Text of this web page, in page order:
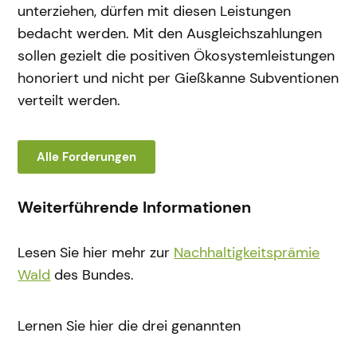
unterziehen, dürfen mit diesen Leistungen
bedacht werden. Mit den Ausgleichszahlungen
sollen gezielt die positiven Ökosystemleistungen
honoriert und nicht per Gießkanne Subventionen
verteilt werden.
Alle Forderungen
Weiterführende Informationen
Lesen Sie hier mehr zur Nachhaltigkeitsprämie
Wald des Bundes.
Lernen Sie hier die drei genannten